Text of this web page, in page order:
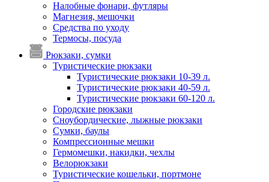
Налобные фонари, футляры
Магнезия, мешочки
Средства по уходу
Термосы, посуда
Рюкзаки, сумки
Туристические рюкзаки
Туристические рюкзаки 10-39 л.
Туристические рюкзаки 40-59 л.
Туристические рюкзаки 60-120 л.
Городские рюкзаки
Сноубордические, лыжные рюкзаки
Сумки, баулы
Компрессионные мешки
Гермомешки, накидки, чехлы
Велорюкзаки
Туристические кошельки, портмоне